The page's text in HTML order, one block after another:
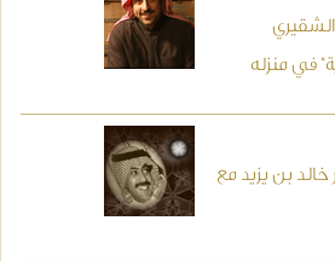
الشقيري
في منزله
خالد بن يزيد مع